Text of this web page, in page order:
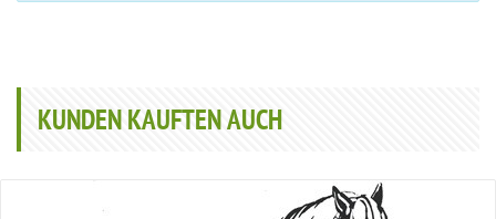
KUNDEN KAUFTEN AUCH